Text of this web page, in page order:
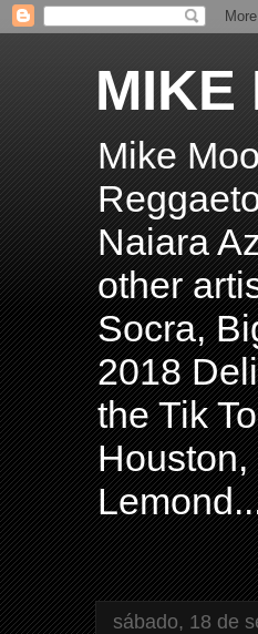
MIKE
Mike
Naiara
other
Socra,
2018
the Tik
sábado, 18 de